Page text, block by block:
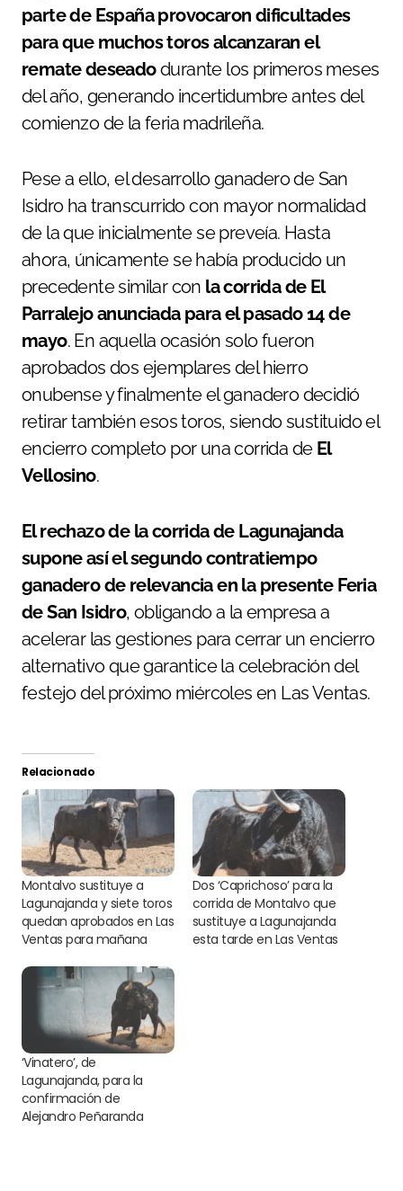
parte de España provocaron dificultades
para que muchos toros alcanzaran el
remate deseadodurante los primeros meses
del año, generando incertidumbre antes del
comienzo de la feria madrileña.
Pese a ello, el desarrollo ganadero de San
Isidro ha transcurrido con mayor normalidad
de la que inicialmente se preveía. Hasta
ahora, únicamente se había producido un
precedente similar con la corrida de El
Parralejo anunciada para el pasado 14 de
mayo. En aquella ocasión solo fueron
aprobados dos ejemplares del hierro
onubense y finalmente el ganadero decidió
retirar también esos toros, siendo sustituido el
encierro completo por una corrida de El
Vellosino.
El rechazo de la corrida de Lagunajanda
supone así el segundo contratiempo
ganadero de relevancia en la presente Feria
de San Isidro, obligando a la empresa a
acelerar las gestiones para cerrar un encierro
alternativo que garantice la celebración del
festejo del próximo miércoles en Las Ventas.
Relacionado
Montalvo sustituye a
Lagunajanda y siete toros
quedan aprobados en Las
Ventas para mañana
Dos ‘Caprichoso’ para la
corrida de Montalvo que
sustituye a Lagunajanda
esta tarde en Las Ventas
‘Vinatero’, de
Lagunajanda, para la
confirmación de
Alejandro Peñaranda